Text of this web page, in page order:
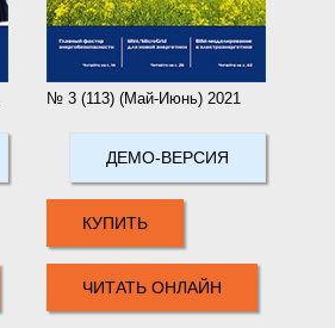
№ 3 (113) (Май-Июнь) 2021
ДЕМО-ВЕРСИЯ
КУПИТЬ
ЧИТАТЬ ОНЛАЙН